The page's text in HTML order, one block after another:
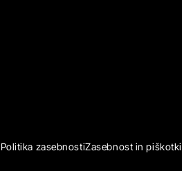
Politika zasebnostiZasebnost in piškotki